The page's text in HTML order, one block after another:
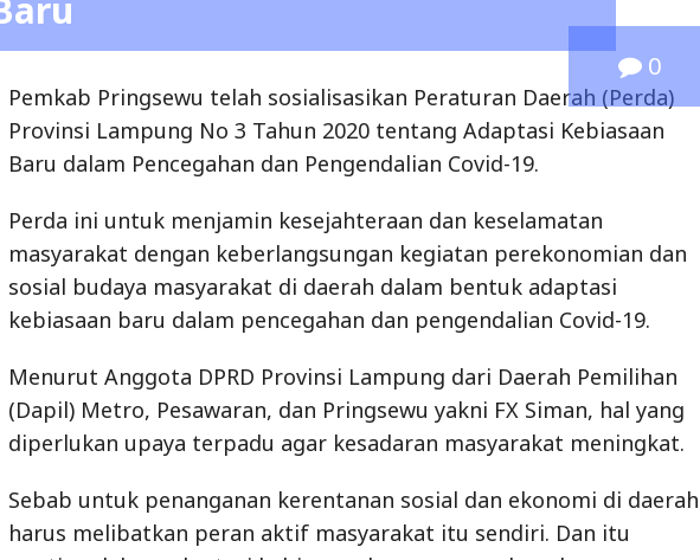
0
Pemkab Pringsewu telah sosialisasikan Peraturan Daerah (Perda)
Provinsi Lampung No 3 Tahun 2020 tentang Adaptasi Kebiasaan
Baru dalam Pencegahan dan Pengendalian Covid-19.
Perda ini untuk menjamin kesejahteraan dan keselamatan
masyarakat dengan keberlangsungan kegiatan perekonomian dan
sosial budaya masyarakat di daerah dalam bentuk adaptasi
kebiasaan baru dalam pencegahan dan pengendalian Covid-19.
Menurut Anggota DPRD Provinsi Lampung dari Daerah Pemilihan
(Dapil) Metro, Pesawaran, dan Pringsewu yakni FX Siman, hal yang
diperlukan upaya terpadu agar kesadaran masyarakat meningkat.
Sebab untuk penanganan kerentanan sosial dan ekonomi di daerah
harus melibatkan peran aktif masyarakat itu sendiri. Dan itu